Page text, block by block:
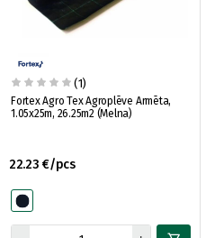
(1)
Fortex Agro Tex Agroplēve Armēta,
1.05x25m, 26.25m2 (Melna)
22.23 €/pcs